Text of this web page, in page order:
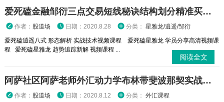
爱死磕金融邹衍三点交易短线秘诀结构划分精准买卖空间测算系统课程赠送计算器
作者： 股道场 日期：2020.8.28 分类： 星雅龙/逍遥/邹衍
爱死磕逍遥八式 形态解析 实战技术视频课程 爱死磕星雅龙 学员分享高清视频课
程 爱死磕星雅龙 趋势追踪新解 视频课程 ...
阅读全文
阿萨社区阿萨老师外汇动力学布林带斐波那契实战直播课
作者： 股道场 日期：2020.8.12 分类： 外汇课程